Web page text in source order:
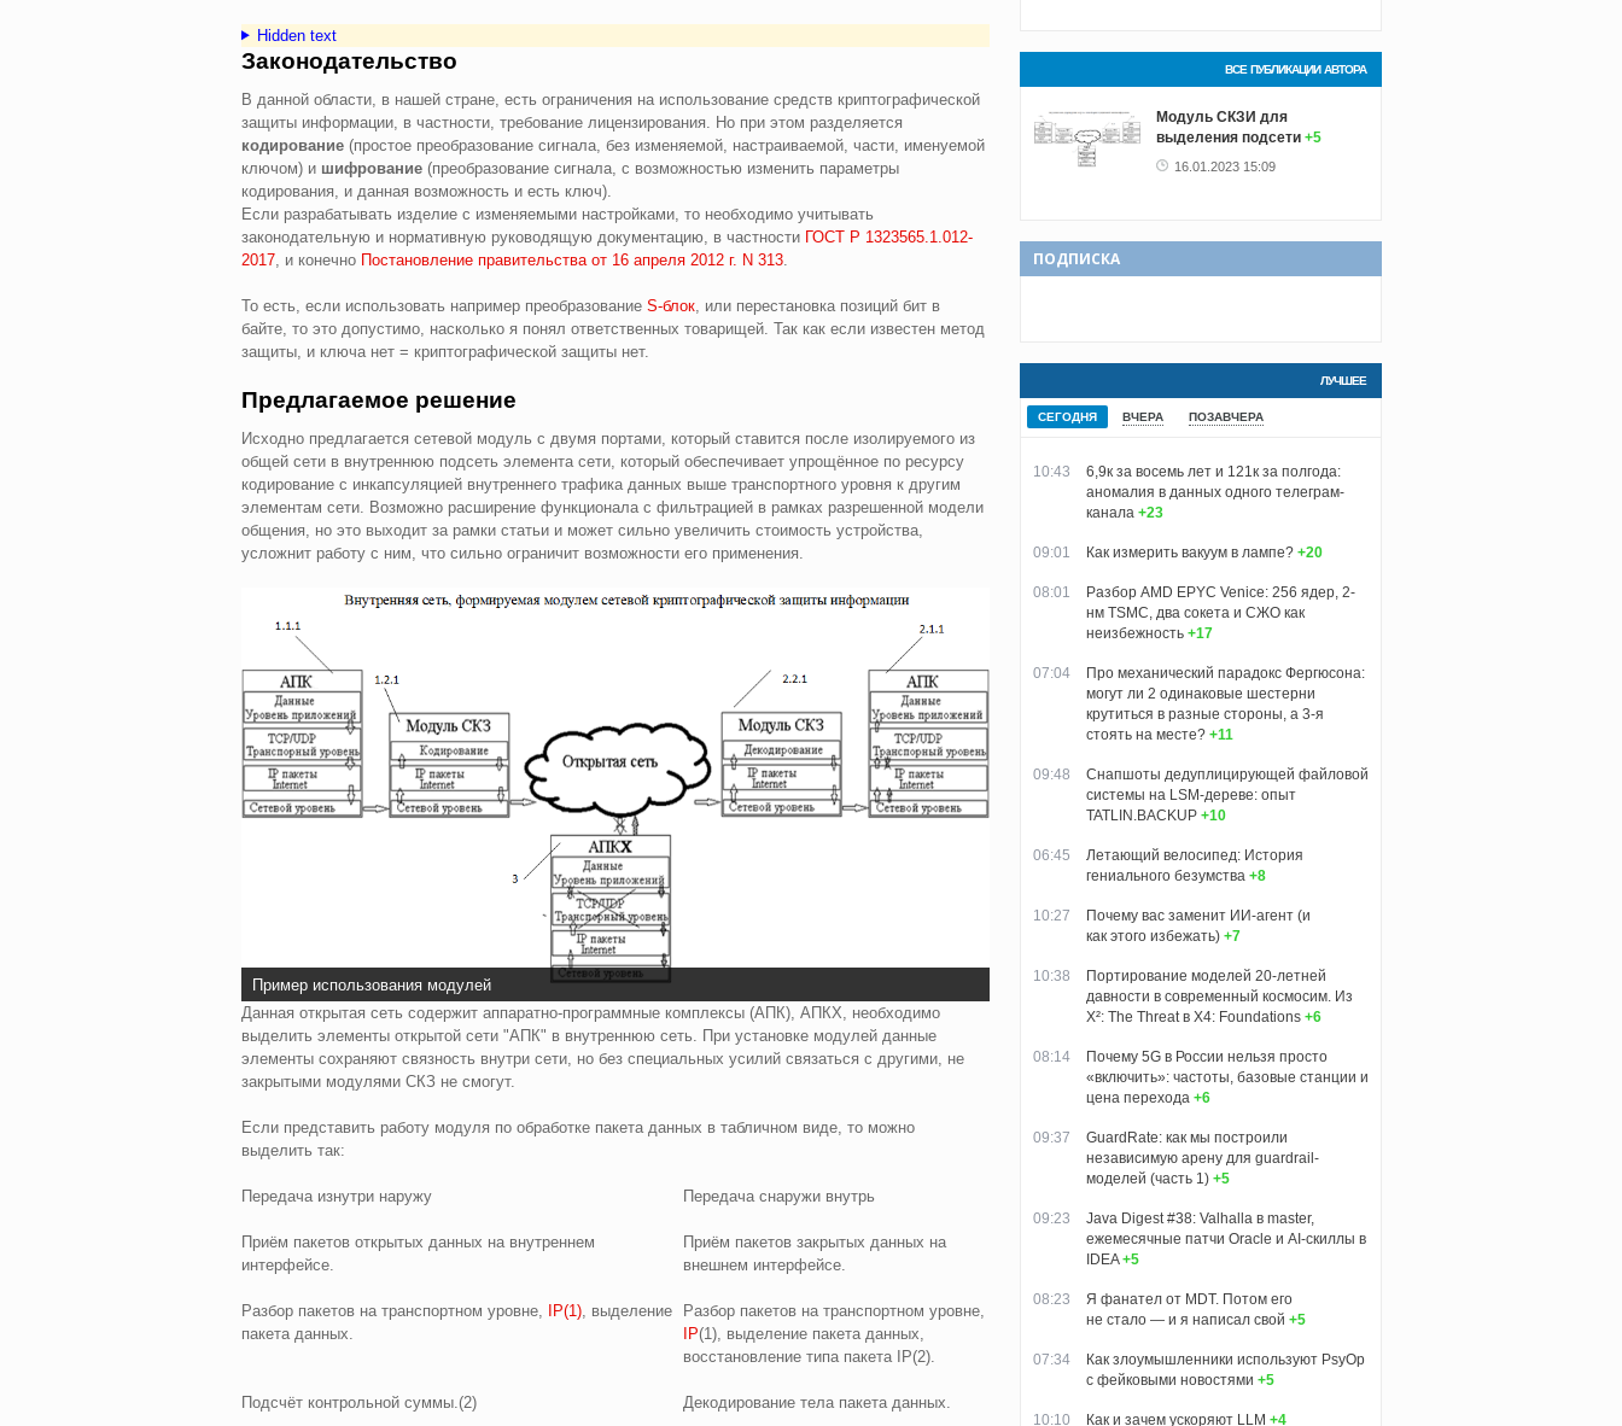
Hidden text
Законодательство
В данной области, в нашей стране, есть ограничения на использование средств криптографической
защиты информации, в частности, требование лицензирования. Но при этом разделяется
кодирование(простое преобразование сигнала, без изменяемой, настраиваемой, части, именуемой
ключом) и шифрование(преобразование сигнала, с возможностью изменить параметры
кодирования, и данная возможность и есть ключ).
Если разрабатывать изделие с изменяемыми настройками, то необходимо учитывать
законодательную и нормативную руководящую документацию, в частности ГОСТ Р 1323565.1.012-
2017, и конечно Постановление правительства от 16 апреля 2012 г. N 313.
То есть, если использовать например преобразование S-блок, или перестановка позиций бит в
байте, то это допустимо, насколько я понял ответственных товарищей. Так как если известен метод
защиты, и ключа нет = криптографической защиты нет.
Предлагаемое решение
Исходно предлагается сетевой модуль с двумя портами, который ставится после изолируемого из
общей сети в внутреннюю подсеть элемента сети, который обеспечивает упрощённое по ресурсу
кодирование с инкапсуляцией внутреннего трафика данных выше транспортного уровня к другим
элементам сети. Возможно расширение функционала с фильтрацией в рамках разрешенной модели
общения, но это выходит за рамки статьи и может сильно увеличить стоимость устройства,
усложнит работу с ним, что сильно ограничит возможности его применения.
Пример использования модулей
Данная открытая сеть содержит аппаратно-программные комплексы (АПК), АПКХ, необходимо
выделить элементы открытой сети "АПК" в внутреннюю сеть. При установке модулей данные
элементы сохраняют связность внутри сети, но без специальных усилий связаться с другими, не
закрытыми модулями СКЗ не смогут.
Если представить работу модуля по обработке пакета данных в табличном виде, то можно
выделить так:
Передача изнутри наружу Передача снаружи внутрь
Приём пакетов открытых данных на внутреннем
интерфейсе.
Приём пакетов закрытых данных на
внешнем интерфейсе.
Разбор пакетов на транспортном уровне, IP(1), выделение
пакета данных.
Разбор пакетов на транспортном уровне,
IP(1), выделение пакета данных,
восстановление типа пакета IP(2).
Подсчёт контрольной суммы.(2) Декодирование тела пакета данных.
ВСЕ ПУБЛИКАЦИИ АВТОРА
Модуль СКЗИ для
выделения подсети +5
16.01.2023 15:09
ПОДПИСКА
ЛУЧШЕЕ
СЕГОДНЯ ВЧЕРА ПОЗАВЧЕРА
10:43
6,9к за восемь лет и 121к за полгода:
аномалия в данных одного телеграм-
канала +23
09:01 Как измерить вакуум в лампе? +20
08:01
Разбор AMD EPYC Venice: 256 ядер, 2-
нм TSMC, два сокета и СЖО как
неизбежность +17
07:04
Про механический парадокс Фергюсона:
могут ли 2 одинаковые шестерни
крутиться в разные стороны, а 3-я
стоять на месте? +11
09:48
Снапшоты дедуплицирующей файловой
системы на LSM-дереве: опыт
TATLIN.BACKUP +10
06:45
Летающий велосипед: История
гениального безумства +8
10:27
Почему вас заменит ИИ‑агент (и
как этого избежать) +7
10:38
Портирование моделей 20-летней
давности в современный космосим. Из
X²: The Threat в X4: Foundations +6
08:14
Почему 5G в России нельзя просто
«включить»: частоты, базовые станции и
цена перехода +6
09:37
GuardRate: как мы построили
независимую арену для guardrail-
моделей (часть 1) +5
09:23
Java Digest #38: Valhalla в master,
ежемесячные патчи Oracle и AI-скиллы в
IDEA +5
08:23
Я фанател от MDT. Потом его
не стало — и я написал свой +5
07:34
Как злоумышленники используют PsyOp
с фейковыми новостями +5
10:10 Как и зачем ускоряют LLM +4